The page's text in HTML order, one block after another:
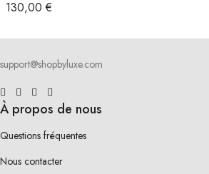
130,00€
support@shopbyluxe.com
À propos de nous
Questions fréquentes
Nous contacter